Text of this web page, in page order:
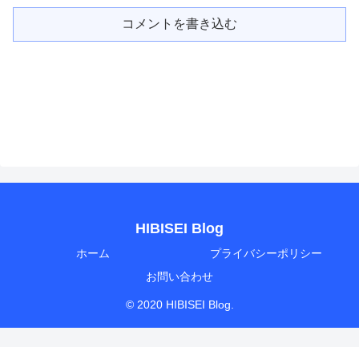
コメントを書き込む
HIBISEI Blog
ホーム
プライバシーポリシー
お問い合わせ
© 2020 HIBISEI Blog.